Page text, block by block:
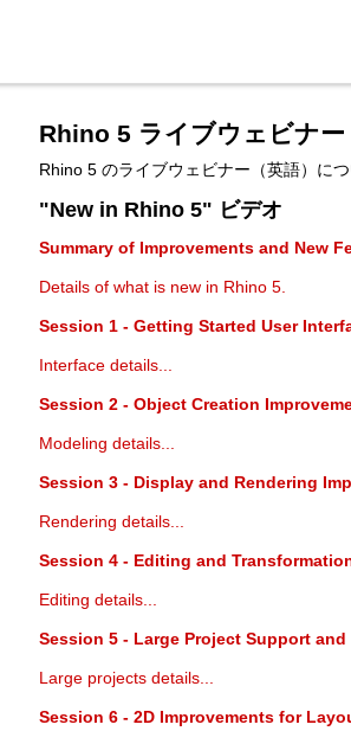
Rhino 5 ライブウェビナー
Rhino 5 のライブウェビナー（英語）に
"New in Rhino 5" ビデオ
Summary of Improvements and New
Details of what is new in Rhino 5.
Session 1 - Getting Started User
Interface details...
Session 2 - Object Creation
Modeling details...
Session 3 - Display and Rendering
Rendering details...
Session 4 - Editing and
Editing details...
Session 5 - Large Project Support
Large projects details...
Session 6 - 2D Improvements for